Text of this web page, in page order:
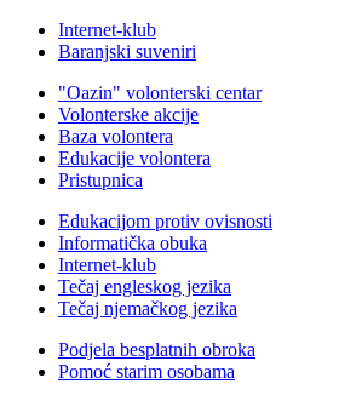
Internet-klub
Baranjski suveniri
"Oazin" volonterski centar
Volonterske akcije
Baza volontera
Edukacije volontera
Pristupnica
Edukacijom protiv ovisnosti
Informatička obuka
Internet-klub
Tečaj engleskog jezika
Tečaj njemačkog jezika
Podjela besplatnih obroka
Pomoć starim osobama